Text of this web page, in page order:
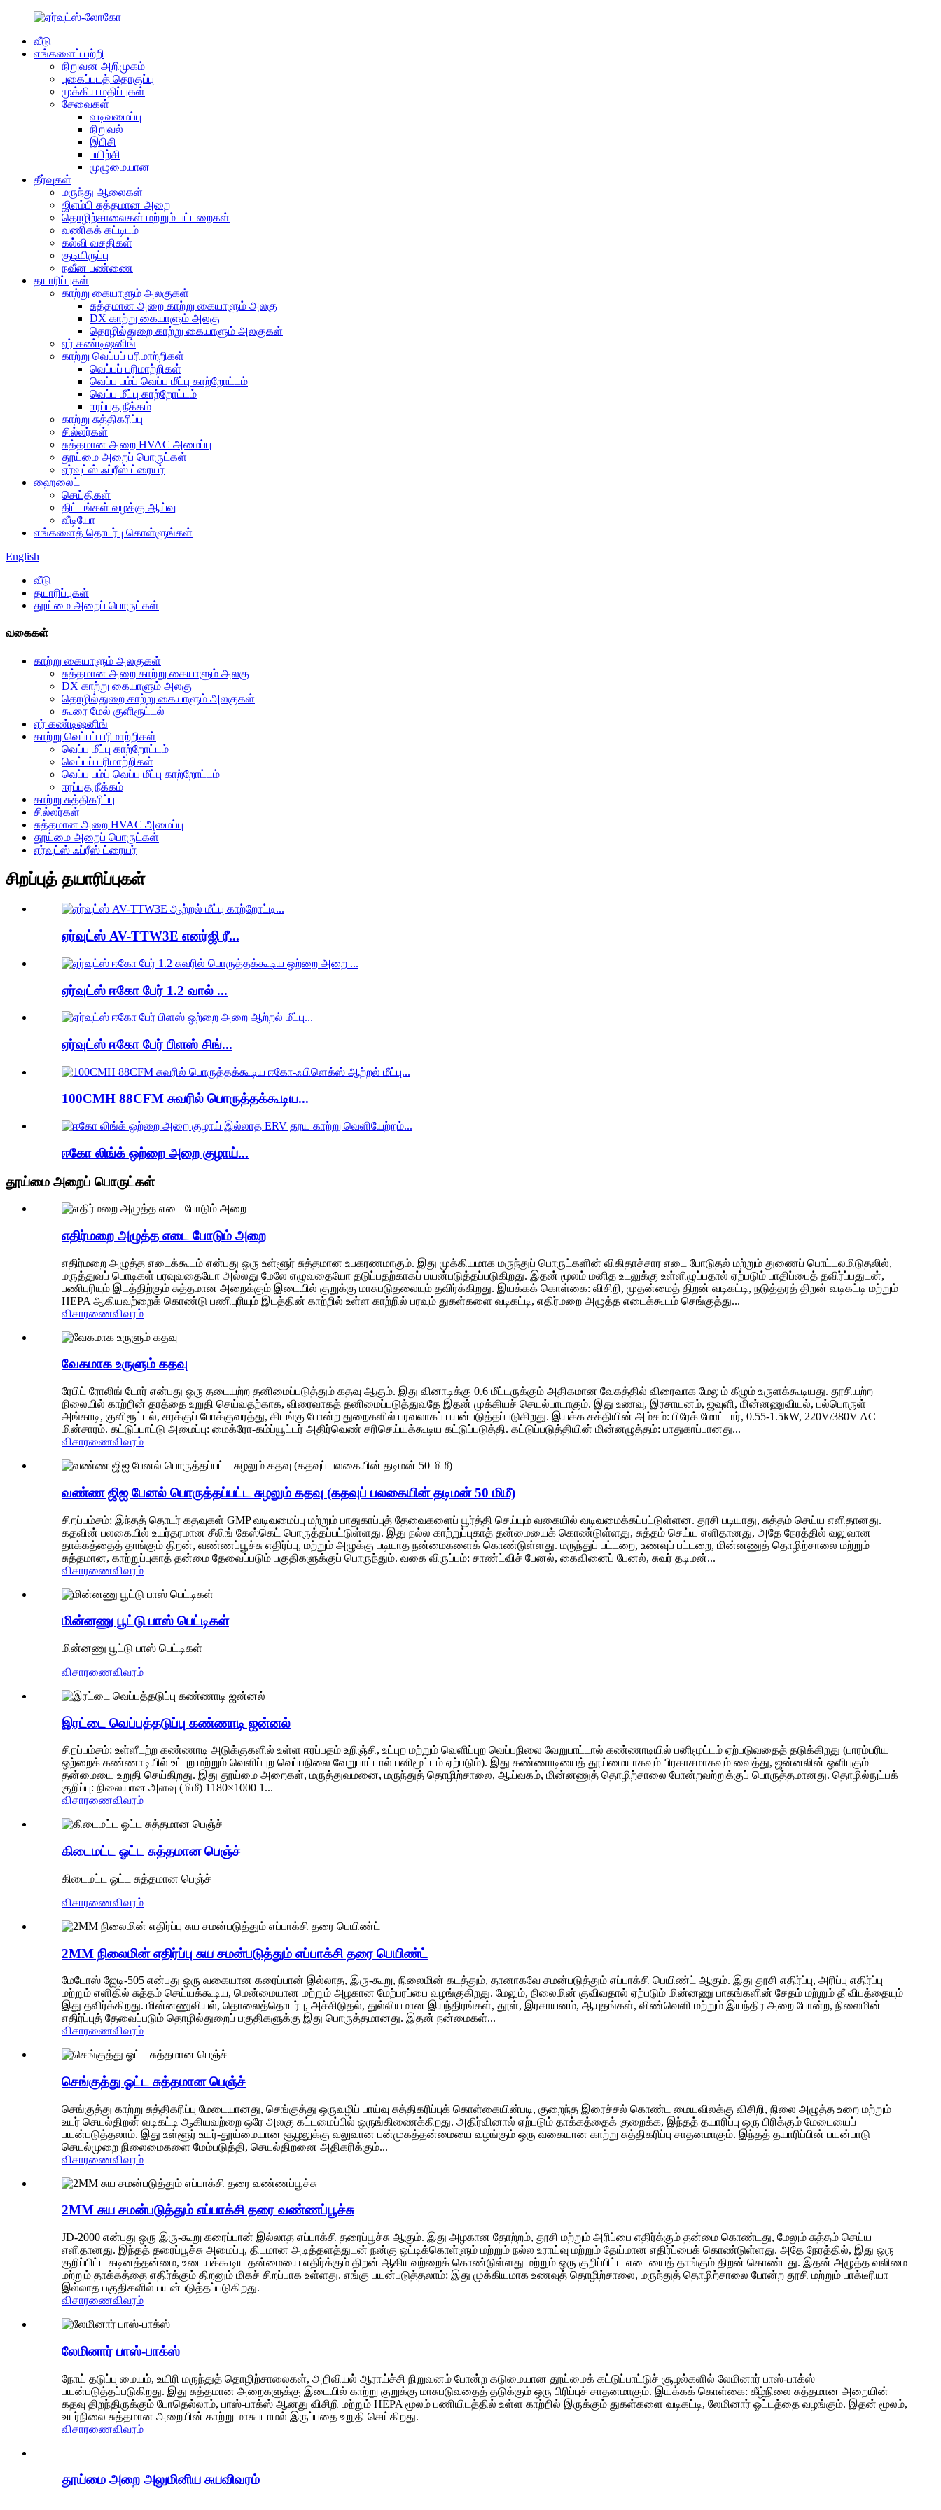
வீடு
எங்களைப் பற்றி
நிறுவன அறிமுகம்
புகைப்படத் தொகுப்பு
முக்கிய மதிப்புகள்
சேவைகள்
வடிவமைப்பு
நிறுவல்
இபிசி
பயிற்சி
முழுமையான
தீர்வுகள்
மருந்து ஆலைகள்
ஜிஎம்பி சுத்தமான அறை
தொழிற்சாலைகள் மற்றும் பட்டறைகள்
வணிகக் கட்டிடம்
கல்வி வசதிகள்
குடியிருப்பு
நவீன பண்ணை
தயாரிப்புகள்
காற்று கையாளும் அலகுகள்
சுத்தமான அறை காற்று கையாளும் அலகு
DX காற்று கையாளும் அலகு
தொழில்துறை காற்று கையாளும் அலகுகள்
ஏர் கண்டிஷனிங்
காற்று வெப்பப் பரிமாற்றிகள்
வெப்பப் பரிமாற்றிகள்
வெப்ப பம்ப் வெப்ப மீட்பு காற்றோட்டம்
வெப்ப மீட்பு காற்றோட்டம்
ஈரப்பத நீக்கம்
காற்று சுத்திகரிப்பு
சில்லர்கள்
சுத்தமான அறை HVAC அமைப்பு
தூய்மை அறைப் பொருட்கள்
ஏர்வுட்ஸ் ஃப்ரீஸ் ட்ரையர்
ஹைலைட்
செய்திகள்
திட்டங்கள் வழக்கு ஆய்வு
வீடியோ
எங்களைத் தொடர்பு கொள்ளுங்கள்
English
வீடு
தயாரிப்புகள்
தூய்மை அறைப் பொருட்கள்
வகைகள்
காற்று கையாளும் அலகுகள்
சுத்தமான அறை காற்று கையாளும் அலகு
DX காற்று கையாளும் அலகு
தொழில்துறை காற்று கையாளும் அலகுகள்
கூரை மேல் குளிரூட்டல்
ஏர் கண்டிஷனிங்
காற்று வெப்பப் பரிமாற்றிகள்
வெப்ப மீட்பு காற்றோட்டம்
வெப்பப் பரிமாற்றிகள்
வெப்ப பம்ப் வெப்ப மீட்பு காற்றோட்டம்
ஈரப்பத நீக்கம்
காற்று சுத்திகரிப்பு
சில்லர்கள்
சுத்தமான அறை HVAC அமைப்பு
தூய்மை அறைப் பொருட்கள்
ஏர்வுட்ஸ் ஃப்ரீஸ் ட்ரையர்
சிறப்புத் தயாரிப்புகள்
ஏர்வுட்ஸ் AV-TTW3E எனர்ஜி ரீ...
ஏர்வுட்ஸ் ஈகோ பேர் 1.2 வால் ...
ஏர்வுட்ஸ் ஈகோ பேர் பிளஸ் சிங்...
100CMH 88CFM சுவரில் பொருத்தக்கூடிய...
ஈகோ லிங்க் ஒற்றை அறை குழாய்...
தூய்மை அறைப் பொருட்கள்
எதிர்மறை அழுத்த எடை போடும் அறை
எதிர்மறை அழுத்த எடைக்கூடம் என்பது ஒரு உள்ளூர் சுத்தமான உபகரணமாகும். இது முக்கியமாக மருந்துப் பொருட்களின் விகிதாச்சார எடை போடுதல் மற்றும் துணைப் பொட்டலமிடுதலில்,
மருத்துவப் பொடிகள் பரவுவதையோ அல்லது மேலே எழுவதையோ தடுப்பதற்காகப் பயன்படுத்தப்படுகிறது. இதன் மூலம் மனித உடலுக்கு உள்ளிழுப்பதால் ஏற்படும் பாதிப்பைத் தவிர்ப்பதுடன்,
பணிபுரியும் இடத்திற்கும் சுத்தமான அறைக்கும் இடையில் குறுக்கு மாசுபடுதலையும் தவிர்க்கிறது. இயக்கக் கொள்கை: விசிறி, முதன்மைத் திறன் வடிகட்டி, நடுத்தரத் திறன் வடிகட்டி மற்றும்
HEPA ஆகியவற்றைக் கொண்டு பணிபுரியும் இடத்தின் காற்றில் உள்ள காற்றில் பரவும் துகள்களை வடிகட்டி, எதிர்மறை அழுத்த எடைக்கூடம் செங்குத்து...
விசாரணைவிவரம்
வேகமாக உருளும் கதவு
ரேபிட் ரோலிங் டோர் என்பது ஒரு தடையற்ற தனிமைப்படுத்தும் கதவு ஆகும். இது வினாடிக்கு 0.6 மீட்டருக்கும் அதிகமான வேகத்தில் விரைவாக மேலும் கீழும் உருளக்கூடியது. தூசியற்ற
நிலையில் காற்றின் தரத்தை உறுதி செய்வதற்காக, விரைவாகத் தனிமைப்படுத்துவதே இதன் முக்கியச் செயல்பாடாகும். இது உணவு, இரசாயனம், ஜவுளி, மின்னணுவியல், பல்பொருள்
அங்காடி, குளிரூட்டல், சரக்குப் போக்குவரத்து, கிடங்கு போன்ற துறைகளில் பரவலாகப் பயன்படுத்தப்படுகிறது. இயக்க சக்தியின் அம்சம்: பிரேக் மோட்டார், 0.55-1.5kW, 220V/380V AC
மின்சாரம். கட்டுப்பாட்டு அமைப்பு: மைக்ரோ-கம்ப்யூட்டர் அதிர்வெண் சரிசெய்யக்கூடிய கட்டுப்படுத்தி. கட்டுப்படுத்தியின் மின்னழுத்தம்: பாதுகாப்பானது...
விசாரணைவிவரம்
வண்ண ஜிஐ பேனல் பொருத்தப்பட்ட சுழலும் கதவு (கதவுப் பலகையின் தடிமன் 50 மிமீ)
சிறப்பம்சம்: இந்தத் தொடர் கதவுகள் GMP வடிவமைப்பு மற்றும் பாதுகாப்புத் தேவைகளைப் பூர்த்தி செய்யும் வகையில் வடிவமைக்கப்பட்டுள்ளன. தூசி படியாது, சுத்தம் செய்ய எளிதானது.
கதவின் பலகையில் உயர்தரமான சீலிங் கேஸ்கெட் பொருத்தப்பட்டுள்ளது. இது நல்ல காற்றுப்புகாத் தன்மையைக் கொண்டுள்ளது, சுத்தம் செய்ய எளிதானது, அதே நேரத்தில் வலுவான
தாக்கத்தைத் தாங்கும் திறன், வண்ணப்பூச்சு எதிர்ப்பு, மற்றும் அழுக்கு படியாத நன்மைகளைக் கொண்டுள்ளது. மருந்துப் பட்டறை, உணவுப் பட்டறை, மின்னணுத் தொழிற்சாலை மற்றும்
சுத்தமான, காற்றுப்புகாத் தன்மை தேவைப்படும் பகுதிகளுக்குப் பொருந்தும். வகை விருப்பம்: சாண்ட்விச் பேனல், கைவினைப் பேனல், சுவர் தடிமன்...
விசாரணைவிவரம்
மின்னணு பூட்டு பாஸ் பெட்டிகள்
மின்னணு பூட்டு பாஸ் பெட்டிகள்
விசாரணைவிவரம்
இரட்டை வெப்பத்தடுப்பு கண்ணாடி ஜன்னல்
சிறப்பம்சம்: உள்ளீடற்ற கண்ணாடி அடுக்குகளில் உள்ள ஈரப்பதம் உறிஞ்சி, உட்புற மற்றும் வெளிப்புற வெப்பநிலை வேறுபாட்டால் கண்ணாடியில் பனிமூட்டம் ஏற்படுவதைத் தடுக்கிறது (பாரம்பரிய
ஒற்றைக் கண்ணாடியில் உட்புற மற்றும் வெளிப்புற வெப்பநிலை வேறுபாட்டால் பனிமூட்டம் ஏற்படும்). இது கண்ணாடியைத் தூய்மையாகவும் பிரகாசமாகவும் வைத்து, ஜன்னலின் ஒளிபுகும்
தன்மையை உறுதி செய்கிறது. இது தூய்மை அறைகள், மருத்துவமனை, மருந்துத் தொழிற்சாலை, ஆய்வகம், மின்னணுத் தொழிற்சாலை போன்றவற்றுக்குப் பொருத்தமானது. தொழில்நுட்பக்
குறிப்பு: நிலையான அளவு (மிமீ) 1180×1000 1...
விசாரணைவிவரம்
கிடைமட்ட ஓட்ட சுத்தமான பெஞ்ச்
கிடைமட்ட ஓட்ட சுத்தமான பெஞ்ச்
விசாரணைவிவரம்
2MM நிலைமின் எதிர்ப்பு சுய சமன்படுத்தும் எப்பாக்சி தரை பெயிண்ட்
மேடோஸ் ஜேடி-505 என்பது ஒரு வகையான கரைப்பான் இல்லாத, இரு-கூறு, நிலைமின் கடத்தும், தானாகவே சமன்படுத்தும் எப்பாக்சி பெயிண்ட் ஆகும். இது தூசி எதிர்ப்பு, அரிப்பு எதிர்ப்பு
மற்றும் எளிதில் சுத்தம் செய்யக்கூடிய, மென்மையான மற்றும் அழகான மேற்பரப்பை வழங்குகிறது. மேலும், நிலைமின் குவிவதால் ஏற்படும் மின்னணு பாகங்களின் சேதம் மற்றும் தீ விபத்தையும்
இது தவிர்க்கிறது. மின்னணுவியல், தொலைத்தொடர்பு, அச்சிடுதல், துல்லியமான இயந்திரங்கள், தூள், இரசாயனம், ஆயுதங்கள், விண்வெளி மற்றும் இயந்திர அறை போன்ற, நிலைமின்
எதிர்ப்புத் தேவைப்படும் தொழில்துறைப் பகுதிகளுக்கு இது பொருத்தமானது. இதன் நன்மைகள்...
விசாரணைவிவரம்
செங்குத்து ஓட்ட சுத்தமான பெஞ்ச்
செங்குத்து காற்று சுத்திகரிப்பு மேடையானது, செங்குத்து ஒருவழிப் பாய்வு சுத்திகரிப்புக் கொள்கையின்படி, குறைந்த இரைச்சல் கொண்ட மையவிலக்கு விசிறி, நிலை அழுத்த உறை மற்றும்
உயர் செயல்திறன் வடிகட்டி ஆகியவற்றை ஒரே அலகு கட்டமைப்பில் ஒருங்கிணைக்கிறது. அதிர்வினால் ஏற்படும் தாக்கத்தைக் குறைக்க, இந்தத் தயாரிப்பு ஒரு பிரிக்கும் மேடையைப்
பயன்படுத்தலாம். இது உள்ளூர் உயர்-தூய்மையான சூழலுக்கு வலுவான பன்முகத்தன்மையை வழங்கும் ஒரு வகையான காற்று சுத்திகரிப்பு சாதனமாகும். இந்தத் தயாரிப்பின் பயன்பாடு
செயல்முறை நிலைமைகளை மேம்படுத்தி, செயல்திறனை அதிகரிக்கும்...
விசாரணைவிவரம்
2MM சுய சமன்படுத்தும் எப்பாக்சி தரை வண்ணப்பூச்சு
JD-2000 என்பது ஒரு இரு-கூறு கரைப்பான் இல்லாத எப்பாக்சி தரைப்பூச்சு ஆகும். இது அழகான தோற்றம், தூசி மற்றும் அரிப்பை எதிர்க்கும் தன்மை கொண்டது, மேலும் சுத்தம் செய்ய
எளிதானது. இந்தத் தரைப்பூச்சு அமைப்பு, திடமான அடித்தளத்துடன் நன்கு ஒட்டிக்கொள்ளும் மற்றும் நல்ல உராய்வு மற்றும் தேய்மான எதிர்ப்பைக் கொண்டுள்ளது. அதே நேரத்தில், இது ஒரு
குறிப்பிட்ட கடினத்தன்மை, உடையக்கூடிய தன்மையை எதிர்க்கும் திறன் ஆகியவற்றைக் கொண்டுள்ளது மற்றும் ஒரு குறிப்பிட்ட எடையைத் தாங்கும் திறன் கொண்டது. இதன் அழுத்த வலிமை
மற்றும் தாக்கத்தை எதிர்க்கும் திறனும் மிகச் சிறப்பாக உள்ளது. எங்கு பயன்படுத்தலாம்: இது முக்கியமாக உணவுத் தொழிற்சாலை, மருந்துத் தொழிற்சாலை போன்ற தூசி மற்றும் பாக்டீரியா
இல்லாத பகுதிகளில் பயன்படுத்தப்படுகிறது.
விசாரணைவிவரம்
லேமினார் பாஸ்-பாக்ஸ்
நோய் தடுப்பு மையம், உயிரி மருந்துத் தொழிற்சாலைகள், அறிவியல் ஆராய்ச்சி நிறுவனம் போன்ற கடுமையான தூய்மைக் கட்டுப்பாட்டுச் சூழல்களில் லேமினார் பாஸ்-பாக்ஸ்
பயன்படுத்தப்படுகிறது. இது சுத்தமான அறைகளுக்கு இடையில் காற்று குறுக்கு மாசுபடுவதைத் தடுக்கும் ஒரு பிரிப்புச் சாதனமாகும். இயக்கக் கொள்கை: கீழ்நிலை சுத்தமான அறையின்
கதவு திறந்திருக்கும் போதெல்லாம், பாஸ்-பாக்ஸ் ஆனது விசிறி மற்றும் HEPA மூலம் பணியிடத்தில் உள்ள காற்றில் இருக்கும் துகள்களை வடிகட்டி, லேமினார் ஓட்டத்தை வழங்கும். இதன் மூலம்,
உயர்நிலை சுத்தமான அறையின் காற்று மாசுபடாமல் இருப்பதை உறுதி செய்கிறது.
விசாரணைவிவரம்
தூய்மை அறை அலுமினிய சுயவிவரம்